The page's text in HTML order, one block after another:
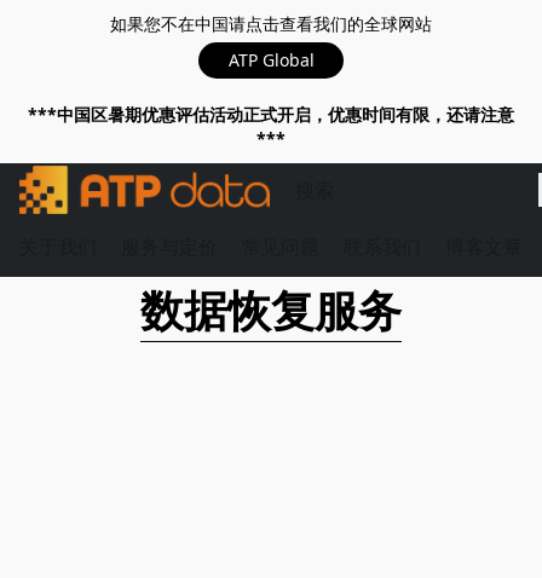
如果您不在中国请点击查看我们的全球网站
ATP Global
***中国区暑期优惠评估活动正式开启，优惠时间有限，还请注意
***
数据恢复服务